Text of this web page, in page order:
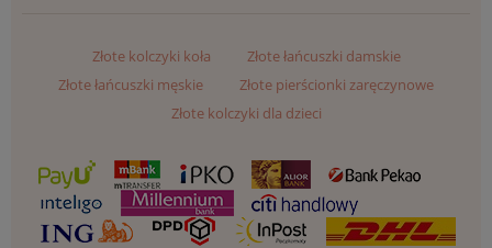
Złote kolczyki koła
Złote łańcuszki damskie
Złote łańcuszki męskie
Złote pierścionki zaręczynowe
Złote kolczyki dla dzieci